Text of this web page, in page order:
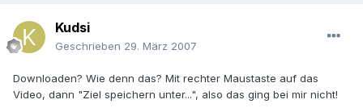
Kudsi
Geschrieben 29. März 2007
Downloaden? Wie denn das? Mit rechter Maustaste auf das
Video, dann "Ziel speichern unter...", also das ging bei mir nicht!